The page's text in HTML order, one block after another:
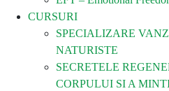
CURSURI
SPECIALIZARE
NATURISTE
SECRETELE
CORPULUI SI A